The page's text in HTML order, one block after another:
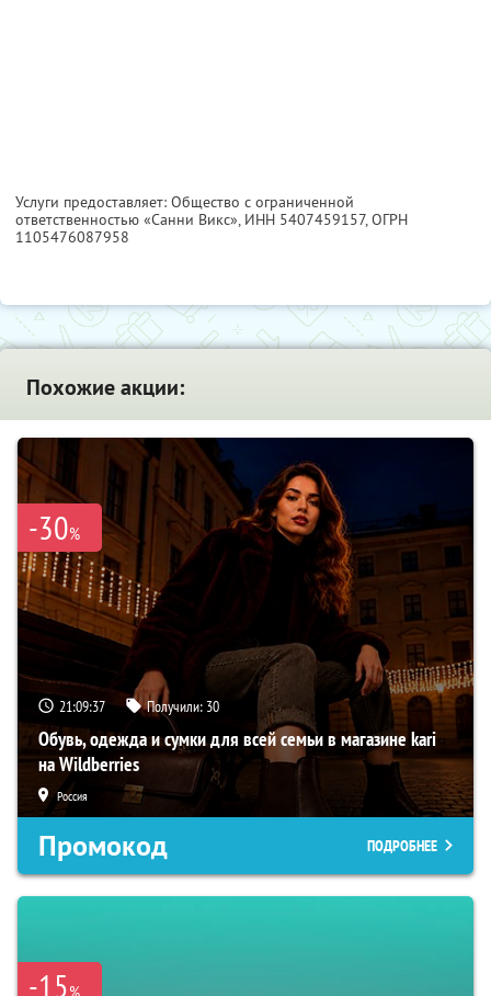
Услуги предоставляет: Общество с ограниченной
ответственностью «Санни Викс», ИНН 5407459157, ОГРН
1105476087958
Похожие акции:
-30%
21:09:36 Получили: 30
Обувь, одежда и сумки для всей семьи в магазине kari
на Wildberries
Россия
Промокод ПОДРОБНЕЕ
-15%